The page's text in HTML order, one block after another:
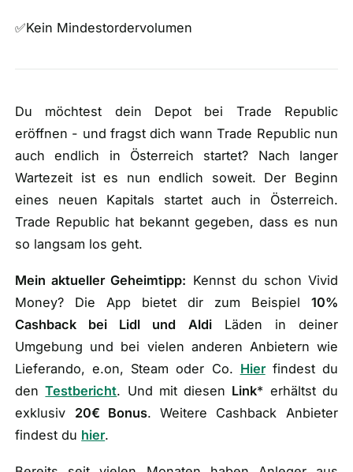
✅Kein Mindestordervolumen
Du möchtest dein Depot bei Trade Republic
eröffnen - und fragst dich wann Trade Republic nun
auch endlich in Österreich startet? Nach langer
Wartezeit ist es nun endlich soweit. Der Beginn
eines neuen Kapitals startet auch in Österreich.
Trade Republic hat bekannt gegeben, dass es nun
so langsam los geht.
Mein aktueller Geheimtipp: Kennst du schon Vivid
Money? Die App bietet dir zum Beispiel 10%
Cashback bei Lidl und AldiLäden in deiner
Umgebung und bei vielen anderen Anbietern wie
Lieferando, e.on, Steam oder Co. Hierfindest du
denTestbericht. Und mit diesen Link* erhältst du
exklusiv 20€ Bonus. Weitere Cashback Anbieter
findest du hier.